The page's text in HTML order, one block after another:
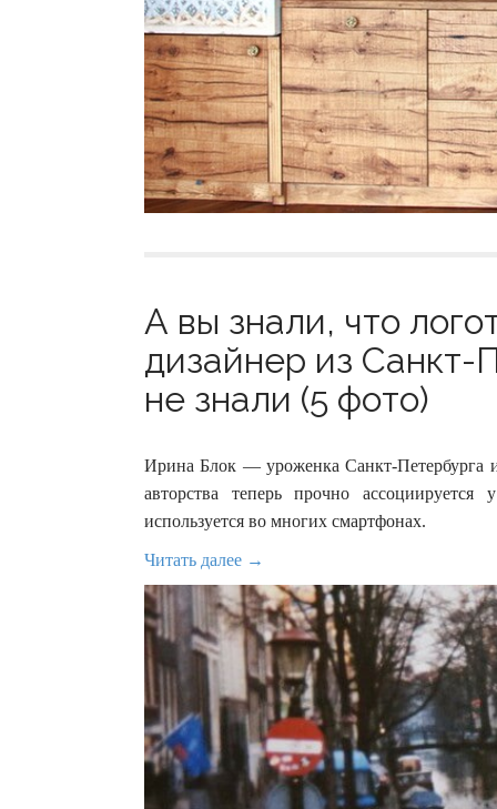
А вы знали, что
дизайнер из Санкт-
не знали (5 фото)
Ирина Блок — уроженка Санкт-Петербурга
авторства теперь прочно
используется во многих смартфонах.
Читать далее →